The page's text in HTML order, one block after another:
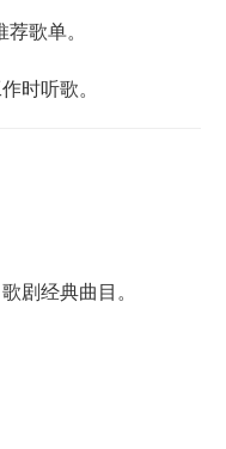
歌单。
时听歌。
剧经典曲目。